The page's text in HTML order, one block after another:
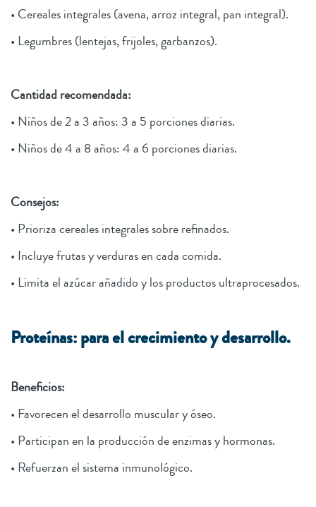
• Cereales integrales (avena, arroz integral, pan integral).
• Legumbres (lentejas, frijoles, garbanzos).
Cantidad recomendada:
• Niños de 2 a 3 años: 3 a 5 porciones diarias.
• Niños de 4 a 8 años: 4 a 6 porciones diarias.
Consejos:
• Prioriza cereales integrales sobre refinados.
• Incluye frutas y verduras en cada comida.
• Limita el azúcar añadido y los productos ultraprocesados.
Proteínas: para el crecimiento y desarrollo.
Beneficios:
• Favorecen el desarrollo muscular y óseo.
• Participan en la producción de enzimas y hormonas.
• Refuerzan el sistema inmunológico.